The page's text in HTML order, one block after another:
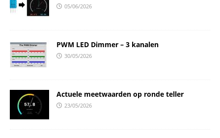
05/06/2026
PWM LED Dimmer – 3 kanalen
30/05/2026
Actuele meetwaarden op ronde teller
23/05/2026